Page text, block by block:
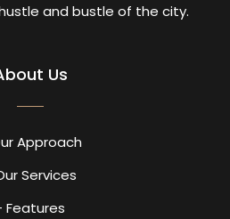
and bustle of the city.
Us
Approach
Services
Features